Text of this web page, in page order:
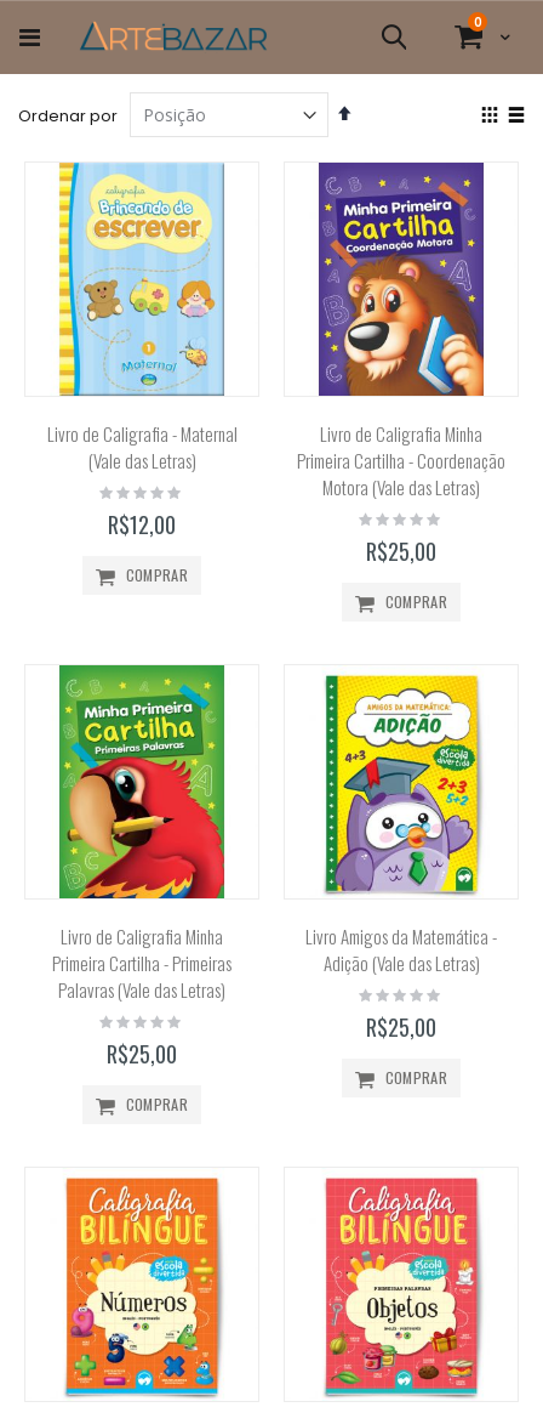
para
o
conteúdo
Cart
0itens
Pesquisa
Ordenar por
Definir
Ver
Livro de Caligrafia - Maternal
(Vale das Letras)
Rating:
R$12,00
COMPRAR
Livro de Caligrafia Minha
Primeira Cartilha - Coordenação
Motora (Vale das Letras)
Rating:
R$25,00
COMPRAR
Livro de Caligrafia Minha
Primeira Cartilha - Primeiras
Palavras (Vale das Letras)
Rating:
R$25,00
COMPRAR
Livro Amigos da Matemática -
Adição (Vale das Letras)
Rating:
R$25,00
COMPRAR